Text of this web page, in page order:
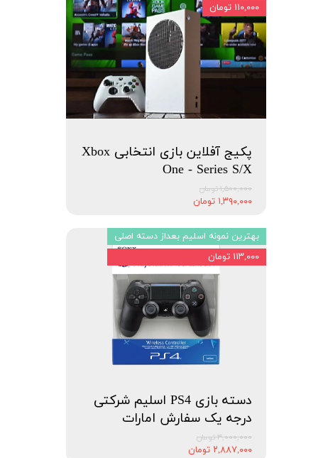
پکیج آفلاین بازی انتخابی Xbox
One - Series S/X
۱,۵۰۰,۰۰۰ تومان
۱,۳۹۰,۰۰۰ تومان
۱۱۰,۰۰۰ تومان
دسته بازی PS4 اسلیم شرکتی
درجه یک سفارش امارات
۳,۰۰۰,۰۰۰ تومان
۲,۸۸۷,۰۰۰ تومان
بهترین نمونه اسلیم بعداز دسته اصلی
۱۱۳,۰۰۰ تومان